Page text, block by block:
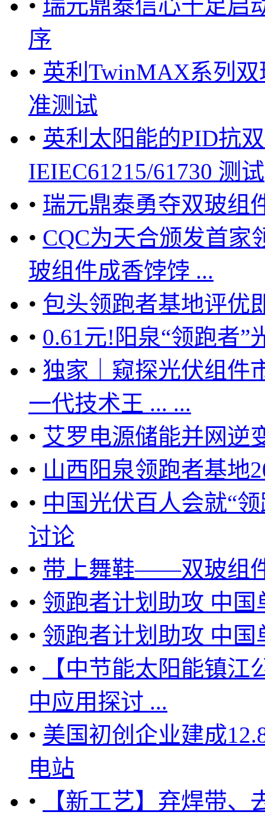
• 瑞元鼎泰信心十足启
序
• 英利TwinMAX系列双
准测试
• 英利太阳能的PID抗
IEIEC61215/61730 测试
• 瑞元鼎泰勇夺双玻组
• CQC为天合颁发首家
玻组件成香饽饽 ...
• 包头领跑者基地评优
• 0.61元!阳泉“领跑者”
• 独家｜窥探光伏组件
一代技术王 ... ...
• 艾罗电源储能并网逆
• 山西阳泉领跑者基地
• 中国光伏百人会就“
讨论
• 带上舞鞋——双玻组
• 领跑者计划助攻 中国
• 领跑者计划助攻 中国
•
【中节能太阳能镇
中应用探讨 ...
• 美国初创企业建成
电站
•
【新工艺】弃焊带